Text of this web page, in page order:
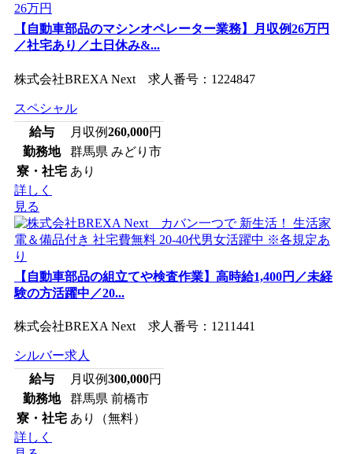
【自動車部品のマシンオペレーター業務】月収例26万円
／社宅あり／土日休み&...
株式会社BREXA Next 求人番号：1224847
スペシャル
給与
月収例260,000円
勤務地
群馬県 みどり市
寮・社宅 あり
詳しく
見る
【自動車部品の組立てや検査作業】高時給1,400円／未経
験の方活躍中／20...
株式会社BREXA Next 求人番号：1211441
シルバー求人
給与
月収例300,000円
勤務地
群馬県 前橋市
寮・社宅 あり（無料）
詳しく